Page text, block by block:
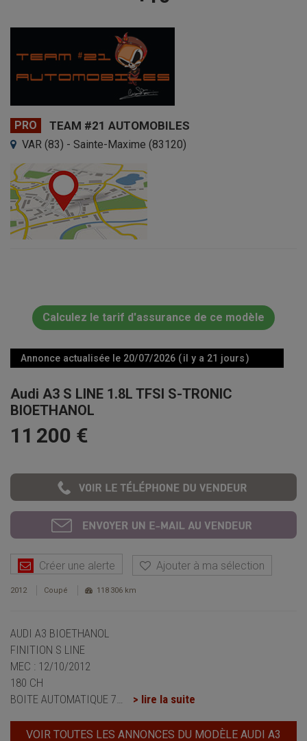
PRO TEAM #21 AUTOMOBILES
VAR (83) - Sainte-Maxime (83120)
Calculez le tarif d'assurance de ce modèle
Annonce actualisée le 20/07/2026 ( il y a 21 jours )
Audi A3 S LINE 1.8L TFSI S-TRONIC
BIOETHANOL
11 200 €
Créer une alerte Ajouter à ma sélection
2012 Coupé 118 306 km
AUDI A3 BIOETHANOL
FINITION S LINE
MEC : 12/10/2012
180 CH
BOITE AUTOMATIQUE 7
> lire la suite
VOIR TOUTES LES ANNONCES DU MODÈLE AUDI A3